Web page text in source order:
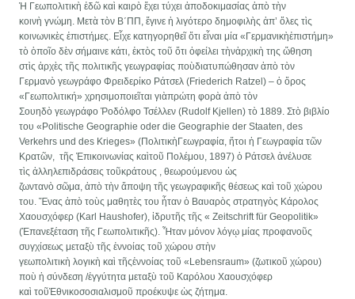
Ἡ Γεωπολιτικὴ ἐδῶ καὶ καιρὸ ἔχει τύχει ἀποδοκιμασίας ἀπὸ τὴν
κοινὴ γνώμη. Μετὰ τὸν Β΄ΠΠ, ἔγινε ἡ λιγότερο δημοφιλὴς ἀπ’ ὅλες τὶς
κοινωνικὲς ἐπιστήμες. Εἶχε κατηγορηθεῖ ὅτι εἶναι μία «Γερμανικὴἐπιστήμη»
τὸ ὁποῖο δὲν σήμαινε κάτι, ἐκτὸς τοῦ ὅτι ὀφείλει τὴνἀρχικὴ της ὤθηση
στὶς ἀρχὲς τῆς πολιτικῆς γεωγραφίας ποὺδιατυπώθησαν ἀπὸ τὸν
Γερμανὸ γεωγράφο Φρειδερίκο Ράτσελ (Friederich Ratzel) – ὁ ὅρος
«Γεωπολιτική» χρησιμοποιεῖται γιὰπρώτη φορὰ ἀπὸ τὸν
Σουηδὸ γεωγράφο Ῥοδόλφο Τσέλλεν (Rudolf Kjellen) τὸ 1889. Στὸ βιβλίο
του «Politische Geographie oder die Geographie der Staaten, des
Verkehrs und des Krieges» (ΠολιτικὴΓεωγραφία, ἤτοι ἡ Γεωγραφία τῶν
Κρατῶν, τῆς Ἐπικοινωνίας καὶτοῦ Πολέμου, 1897) ὁ Ράτσελ ἀνέλυσε
τὶς ἀλληλεπιδράσεις τοῦκράτους , θεωρούμενου ὡς
ζωντανὸ σῶμα, ἀπὸ τὴν ἄποψη τῆς γεωγραφικῆς θέσεως καὶ τοῦ χώρου
του. Ἕνας ἀπὸ τοὺς μαθητὲς του ἦταν ὁ Βαυαρὸς στρατηγὸς Κάρολος
Χαουσχόφερ (Karl Haushofer), ἰδρυτῆς τῆς « Zeitschrift für Geopolitik»
(Ἐπανεξέταση τῆς Γεωπολιτικῆς). Ἦταν μόνον λόγῳ μίας προφανοῦς
συγχίσεως μεταξὺ τῆς ἐννοίας τοῦ χώρου στὴν
γεωπολιτικὴ λογικὴ καὶ τῆςἐννοίας τοῦ «Lebensraum» (ζωτικοῦ χώρου)
ποὺ ἡ σύνδεση /ἐγγύτητα μεταξὺ τοῦ Καρόλου Χαουσχόφερ
καὶ τοῦἘθνικοσοσιαλισμοῦ προέκυψε ὡς ζήτημα.